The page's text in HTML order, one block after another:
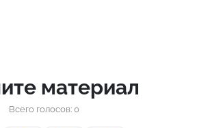
материал
Всего голосов: 0